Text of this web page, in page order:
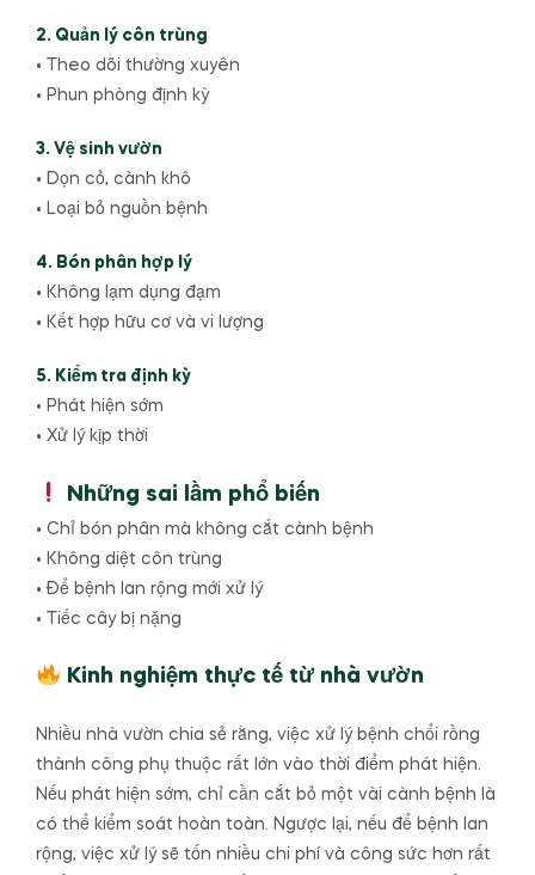
2. Quản lý côn trùng
• Theo dõi thường xuyên
• Phun phòng định kỳ
3. Vệ sinh vườn
• Dọn cỏ, cành khô
• Loại bỏ nguồn bệnh
4. Bón phân hợp lý
• Không lạm dụng đạm
• Kết hợp hữu cơ và vi lượng
5. Kiểm tra định kỳ
• Phát hiện sớm
• Xử lý kịp thời
Những sai lầm phổ biến
• Chỉ bón phân mà không cắt cành bệnh
• Không diệt côn trùng
• Để bệnh lan rộng mới xử lý
• Tiếc cây bị nặng
Kinh nghiệm thực tế từ nhà vườn
Nhiều nhà vườn chia sẻ rằng, việc xử lý bệnh chổi rồng
thành công phụ thuộc rất lớn vào thời điểm phát hiện.
Nếu phát hiện sớm, chỉ cần cắt bỏ một vài cành bệnh là
có thể kiểm soát hoàn toàn. Ngược lại, nếu để bệnh lan
rộng, việc xử lý sẽ tốn nhiều chi phí và công sức hơn rất